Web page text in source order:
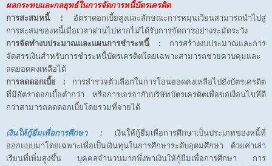
ผลกระทบและกลยุทธ์ในการจัดการหนี้บัตรเครดิต
การสะสมหนี้ :
อัตราดอกเบี้ยสูงและลักษณะการหมุนเวียนสามารถนำไปสู่
การสะสมของหนี้เมื่อเวลาผ่านไปหากไม่ได้รับการจัดการอย่างระมัดระวัง
การจัดทำงบประมาณและแผนการชำระหนี้ :
การสร้างงบประมาณและการ
จัดสรรเงินสำหรับการชำระหนี้บัตรเครดิตโดยเฉพาะสามารถช่วยควบคุมและ
ลดยอดคงเหลือได้
การลดดอกเบี้ย :
การสำรวจตัวเลือกในการโอนยอดคงเหลือไปยังบัตรเครดิต
ที่มีอัตราดอกเบี้ยต่ำกว่า หรือการเจรจากับบริษัทบัตรเครดิตเพื่อขอเงื่อนไขที่ดี
กว่าสามารถลดดอกเบี้ยโดยรวมที่จ่ายได้
เงินให้กู้ยืมเพื่อการศึกษา : เงินให้กู้ยืมเพื่อการศึกษาเป็นประเภทของหนี้ที่
ออกแบบมาโดยเฉพาะเพื่อเป็นเงินทุนในการศึกษาระดับอุดมศึกษา ด้วยค่าเล่า
เรียนที่เพิ่มสูงขึ้น บุคคลจำนวนมากพึ่งพาเงินให้กู้ยืมเพื่อการศึกษา การ